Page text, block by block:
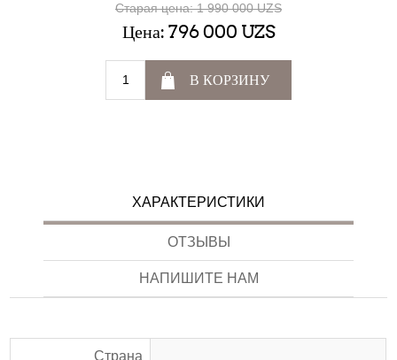
Старая цена: 1 990 000 UZS
Цена: 796 000 UZS
В КОРЗИНУ
ХАРАКТЕРИСТИКИ
ОТЗЫВЫ
НАПИШИТЕ НАМ
Страна